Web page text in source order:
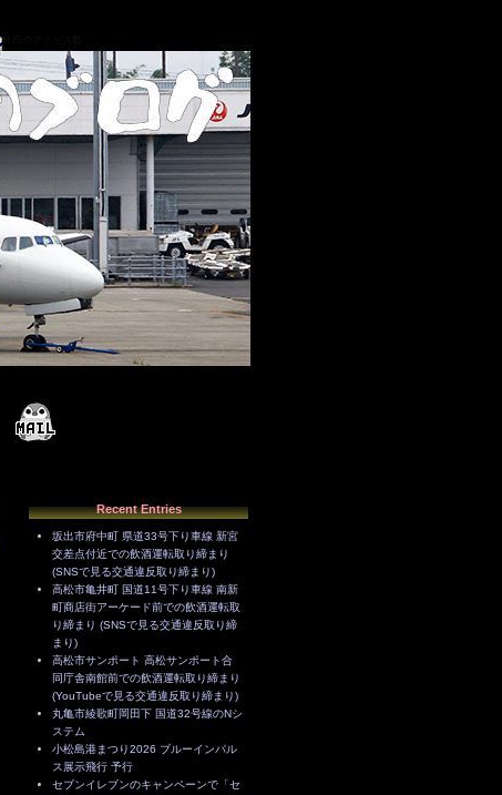
Recent Entries
坂出市府中町 県道33号下り車線 新宮
交差点付近での飲酒運転取り締まり
(SNSで見る交通違反取り締まり)
高松市亀井町 国道11号下り車線 南新
町商店街アーケード前での飲酒運転取
り締まり (SNSで見る交通違反取り締
まり)
高松市サンポート 高松サンポート合
同庁舎南館前での飲酒運転取り締まり
(YouTubeで見る交通違反取り締まり)
丸亀市綾歌町岡田下 国道32号線のNシ
ステム
小松島港まつり2026 ブルーインパル
ス展示飛行 予行
セブンイレブンのキャンペーンで「セ